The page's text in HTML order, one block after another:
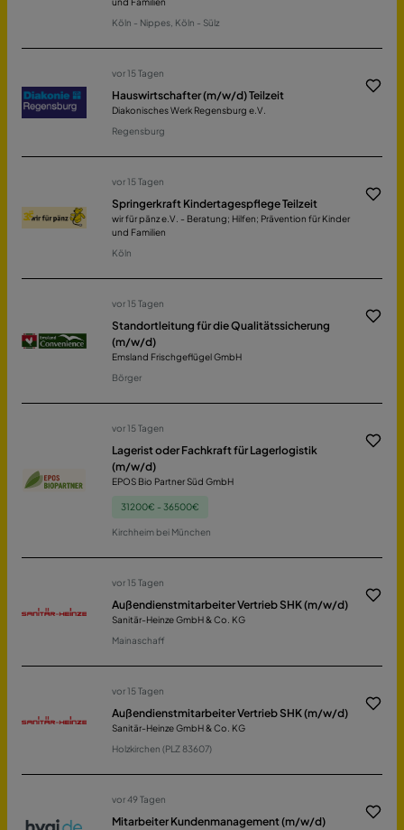
Köln - Nippes, Köln - Sülz
vor 15 Tagen
Hauswirtschafter (m/w/d) Teilzeit
Diakonisches Werk Regensburg e.V.
Regensburg
vor 15 Tagen
Springerkraft Kindertagespflege Teilzeit
wir für pänz e.V. - Beratung; Hilfen; Prävention für Kinder
und Familien
Köln
vor 15 Tagen
Standortleitung für die Qualitätssicherung
(m/w/d)
Emsland Frischgeflügel GmbH
Börger
vor 15 Tagen
Lagerist oder Fachkraft für Lagerlogistik
(m/w/d)
EPOS Bio Partner Süd GmbH
31200€ - 36500€
Kirchheim bei München
vor 15 Tagen
Außendienstmitarbeiter Vertrieb SHK (m/w/d)
Sanitär-Heinze GmbH & Co. KG
Mainaschaff
vor 15 Tagen
Außendienstmitarbeiter Vertrieb SHK (m/w/d)
Sanitär-Heinze GmbH & Co. KG
Holzkirchen (PLZ 83607)
vor 49 Tagen
Mitarbeiter Kundenmanagement (m/w/d)